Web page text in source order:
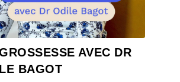
AVEC DR
BAGOT